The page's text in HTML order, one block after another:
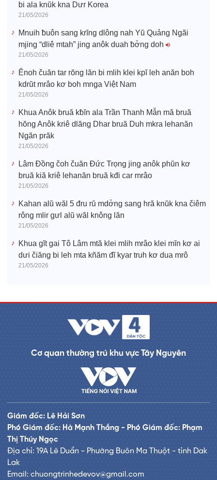
bi ala knŭk kna Dưr Korea
21/05/2026
Mnuih ƀuôn sang krĭng dlông nah Yŭ Quảng Ngãi
mjing “dliê mtah” jing anôk duah ƀơ̆ng doh
21/05/2026
Ênoh čuăn tar rŏng lăn bi mlih klei kpĭ leh anăn boh
kdrŭt mrâo kơ boh mnga Việt Nam
21/05/2026
Khua Anôk bruă kƀĭn ala Trần Thanh Mẫn mă bruă
hŏng Anôk kriê dlăng Dhar bruă Duh mkra lehanăn
Ngăn prăk
21/05/2026
Lâm Đồng čoh čuăn Đức Trọng jing anôk phŭn kơ
bruă kiă kriê lehanăn bruă kđi car mrâo
21/05/2026
Kahan alŭ wăl 5 đru rŭ mdơ̆ng sang hră knŭk kna čiêm
rông mlir gưl alŭ wăl knông lăn
21/05/2026
Khua gĭt gai Tô Lâm mtă klei mlih mrâo klei mĭn kơ ai
dưi čiăng bi leh mta kñăm đĭ kyar truh kơ dua mrô
21/05/2026
Cơ quan thường trú khu vực Tây Nguyên
Giám đốc: Lê Hải Sơn
Phó Giám đốc: Hà Mạnh Thắng - Phó Giám đốc: Phạm
Thị Thúy Ngọc
Địa chỉ: 19A Lê Duẩn - Phường Buôn Ma Thuột - tỉnh Dak
Lak
Email: chuongtrinhedevov@gmail.com